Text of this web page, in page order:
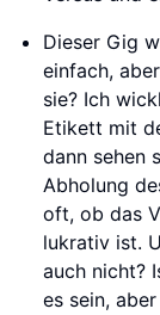
Dieser Gig
einfach,
sie? Ich
Etikett mit
dann sehen
Abholung
oft, ob das
lukrativ ist.
auch nicht?
es sein,